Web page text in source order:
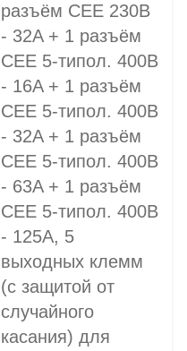
разъём СЕЕ 230В
- 32A + 1 разъём
СЕЕ 5-типол. 400В
- 16A + 1 разъём
СЕЕ 5-типол. 400В
- 32A + 1 разъём
СЕЕ 5-типол. 400В
- 63A + 1 разъём
СЕЕ 5-типол. 400В
- 125A, 5
выходных клемм
(с защитой от
случайного
касания) для